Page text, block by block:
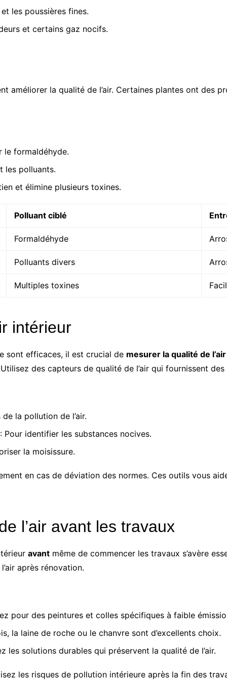
les poussières fines.
et certains gaz nocifs.
améliorer la qualité de l’air. Certaines plantes ont des
le formaldéhyde.
les polluants.
et élimine plusieurs toxines.
Polluant ciblé
Formaldéhyde
Polluants divers
Multiples toxines
intérieur
sont efficaces, il est crucial de mesurer la qualité de
des capteurs de qualité de l’air qui fournissent
la pollution de l’air.
Pour identifier les substances nocives.
la moisissure.
en cas de déviation des normes. Ces outils vous
l’air avant les travaux
avant même de commencer les travaux s’avère
après rénovation.
pour des peintures et colles spécifiques à faible
la laine de roche ou le chanvre sont d’excellents choix.
les solutions durables qui préservent la qualité de l’air.
les risques de pollution intérieure après la fin des